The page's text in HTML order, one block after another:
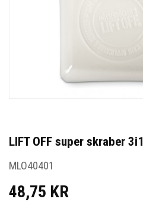
LIFT OFF super skraber 3i1
MLO40401
48,75 KR